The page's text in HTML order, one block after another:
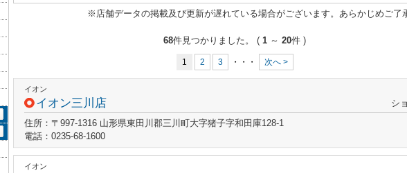
※店舗データの掲載及び更新が遅れている場合がございます。あらかじめご了
68件見つかりました。 ( 1 ～ 20件 )
1 2 3 ・・・ 次へ >
イオン
イオン三川店
シ
住所：〒997-1316 山形県東田川郡三川町大字猪子字和田庫128-1
電話：0235-68-1600
イオン